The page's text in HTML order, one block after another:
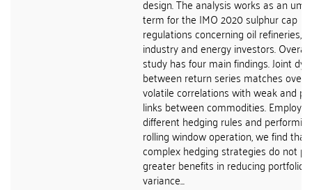
design. The analysis works as an
term for the IMO 2020 sulphur cap
regulations concerning oil refineries,
industry and energy investors.
study has four main findings. Joint
between return series matches overly
volatile correlations with weak and
links between commodities. Employ-
different hedging rules and
rolling window operation, we find that
complex hedging strategies do not
greater benefits in reducing portfolio
variance...